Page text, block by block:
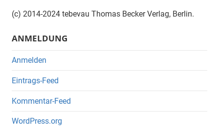
(c) 2014-2024 tebevau Thomas Becker Verlag, Berlin.
ANMELDUNG
Anmelden
Eintrags-Feed
Kommentar-Feed
WordPress.org